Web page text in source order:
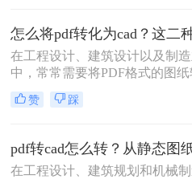
Design）格式，以便进行进一步
辑或与特定的CAD软件兼容。
pdf如何转换成cad呢？本文将详
绍三种将PDF转换为CAD的方
在工程设计、建筑设计以及制
中，常常需要将PDF格式的图纸
为CAD（如DWG或DXF）格式
进行编辑和修改。那么怎么将
化为CAD的方法，帮助您轻松实
PDF到CAD的转换。
赞 踩
在工程设计、建筑规划和机械